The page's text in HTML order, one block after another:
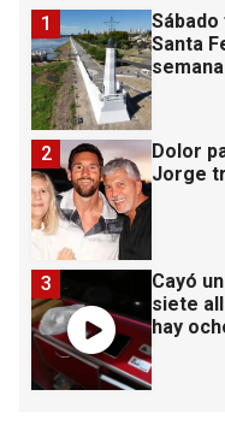
Santa
semana
1
Dolor
Jorge
2
Cayó
siete
hay
3